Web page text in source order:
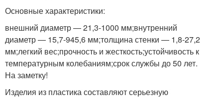
Основные характеристики:
внешний диаметр — 21,3-1000 мм;внутренний
диаметр — 15,7-945,6 мм;толщина стенки — 1,8-27,2
мм;легкий вес;прочность и жесткость;устойчивость к
температурным колебаниям;срок службы до 50 лет.
На заметку!
Изделия из пластика составляют серьезную